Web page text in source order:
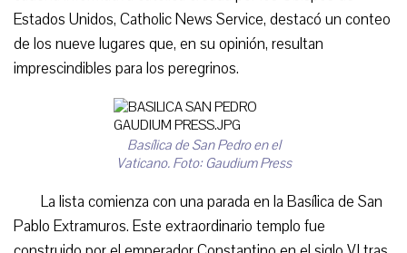
Estados Unidos, Catholic News Service, destacó un conteo
de los nueve lugares que, en su opinión, resultan
imprescindibles para los peregrinos.
Basílica de San Pedro en el
Vaticano. Foto: Gaudium Press
La lista comienza con una parada en la Basílica de San
Pablo Extramuros. Este extraordinario templo fue